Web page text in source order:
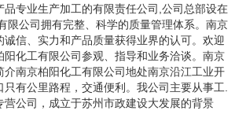
品专业生产加工的有限责任公司,公司总部设在
限公司拥有完整、科学的质量管理体系。南京
诚信、实力和产品质量获得业界的认可。欢迎
阳化工有限公司参观、指导和业务洽谈。南京
介南京柏阳化工有限公司地处南京沿江工业开
有公里路程，交通便利。我公司主要从事工.
营公司，成立于苏州市政建设大发展的背景